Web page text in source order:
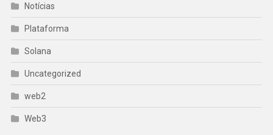
Notícias
Plataforma
Solana
Uncategorized
web2
Web3